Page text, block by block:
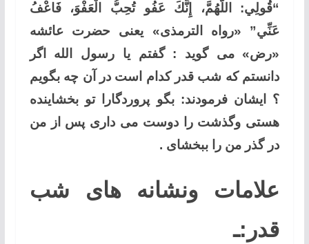
“قُولِي: اللَّهُمَّ، إِنَّكَ عَفُو تُحِبُّ الْعَفْوَ، فَاعْفُ
عَنِّي” «رواه الترمذی» یعنی حضرت عائشه
«رض» می گوید : گفتم یا رسول الله اگر
دانستم که شب قدر کدام است در آن چه بگویم
؟ ایشان فرمودند: بگو پروردگارا تو بخشاینده
هستی وگذشت را دوست می داری پس از من
در گذر من را ببخشای .
علامات ونشانه های شب
قدر:ـ